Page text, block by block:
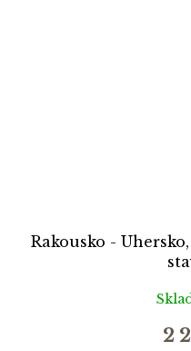
Rakousko - Uhersko,
2